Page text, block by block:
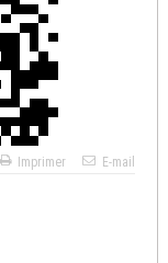
Imprimer E-mail